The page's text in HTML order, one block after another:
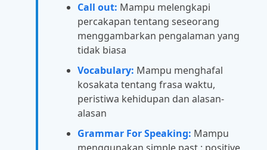
Call out: Mampu melengkapi
percakapan tentang seseorang
menggambarkan pengalaman yang
tidak biasa
Vocabulary: Mampu menghafal
kosakata tentang frasa waktu,
peristiwa kehidupan dan alasan-
alasan
Grammar For Speaking: Mampu